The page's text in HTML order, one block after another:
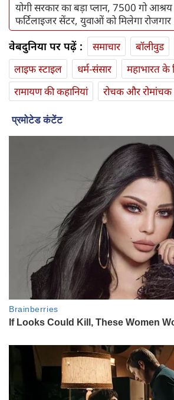
योगी सरकार का बड़ा प्लान, 7500 गो
फर्टिलाइजर सेंटर, युवाओं को मिलेगा रोजगार
वेबदुनिया पर पढ़ें : समाचार बॉलीवुड
लाइफ स्‍टाइल
धर्म-संसार
महाभारत के
रामायण की कहानियां
रोचक और रोमांचक